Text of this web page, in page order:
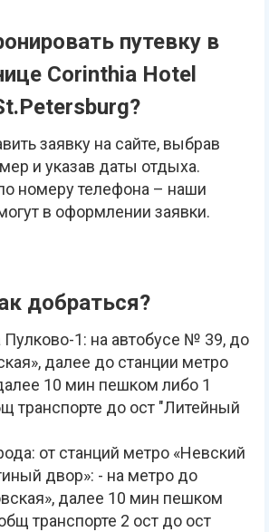
путевку в
Corinthia Hotel
заявку на сайте, выбрав
и указав даты отдыха.
номеру телефона – наши
в оформлении заявки.
добраться?
Пулково-1: на автобусе № 39, до
далее до станции метро
10 мин пешком либо 1
транспорте до ост "Литейный
от станций метро «Невский
двор»: - на метро до
далее 10 мин пешком
транспорте 2 ост до ост